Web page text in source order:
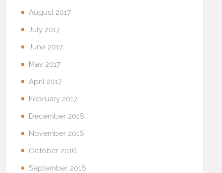
August 2017
July 2017
June 2017
May 2017
April 2017
February 2017
December 2016
November 2016
October 2016
September 2016